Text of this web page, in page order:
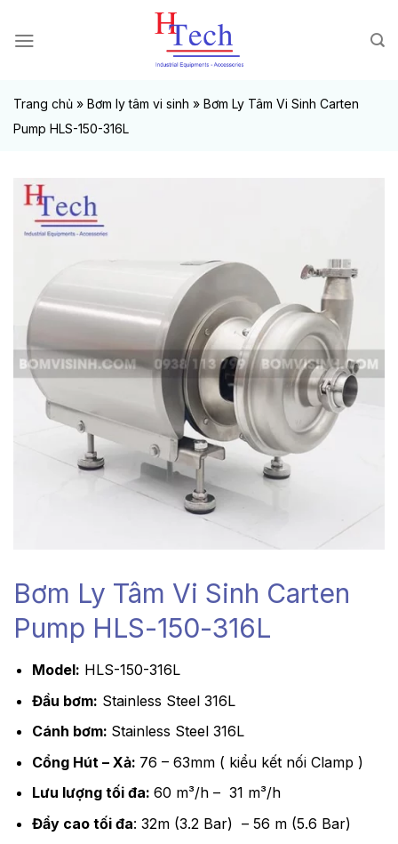
đến
Trang chủ » Bơm ly tâm vi sinh » Bơm Ly Tâm Vi Sinh Carten
Pump HLS-150-316L
Bơm Ly Tâm Vi Sinh Carten
Pump HLS-150-316L
Model: HLS-150-316L
Đầu bơm: Stainless Steel 316L
Cánh bơm: Stainless Steel 316L
Cổng Hút – Xả: 76 – 63mm ( kiểu kết nối Clamp )
Lưu lượng tối đa: 60 m³/h – 31 m³/h
Đẩy cao tối đa: 32m (3.2 Bar) – 56 m (5.6 Bar)